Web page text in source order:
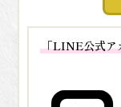
「LINE公式ア